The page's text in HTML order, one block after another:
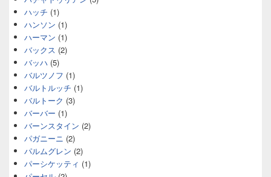
ハッチ (1)
ハンソン (1)
ハーマン (1)
バックス (2)
バッハ (5)
バルツノフ (1)
バルトルッチ (1)
バルトーク (3)
バーバー (1)
バーンスタイン (2)
パガニーニ (2)
パルムグレン (2)
パーシケッティ (1)